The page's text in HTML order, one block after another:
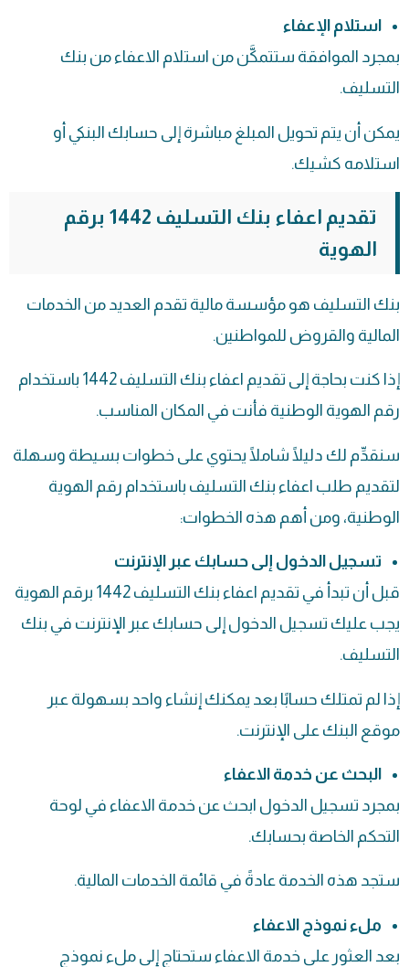
استلام الإعفاء
بمجرد الموافقة ستتمكَّن من استلام الاعفاء من بنك
التسليف.
يمكن أن يتم تحويل المبلغ مباشرة إلى حسابك البنكي أو
استلامه كشيك.
تقديم اعفاء بنك التسليف 1442 برقم
الهوية
بنك التسليف هو مؤسسة مالية تقدم العديد من الخدمات
المالية والقروض للمواطنين.
إذا كنت بحاجة إلى تقديم اعفاء بنك التسليف 1442 باستخدام
رقم الهوية الوطنية فأنت في المكان المناسب.
سنقدِّم لك دليلًا شاملًا يحتوي على خطوات بسيطة وسهلة
لتقديم طلب اعفاء بنك التسليف باستخدام رقم الهوية
الوطنية، ومن أهم هذه الخطوات:
تسجيل الدخول إلى حسابك عبر الإنترنت
قبل أن تبدأ في تقديم اعفاء بنك التسليف 1442 برقم الهوية
يجب عليك تسجيل الدخول إلى حسابك عبر الإنترنت في بنك
التسليف.
إذا لم تمتلك حسابًا بعد يمكنك إنشاء واحد بسهولة عبر
موقع البنك على الإنترنت.
البحث عن خدمة الاعفاء
بمجرد تسجيل الدخول ابحث عن خدمة الاعفاء في لوحة
التحكم الخاصة بحسابك.
ستجد هذه الخدمة عادةً في قائمة الخدمات المالية.
ملء نموذج الاعفاء
بعد العثور على خدمة الاعفاء ستحتاج إلى ملء نموذج